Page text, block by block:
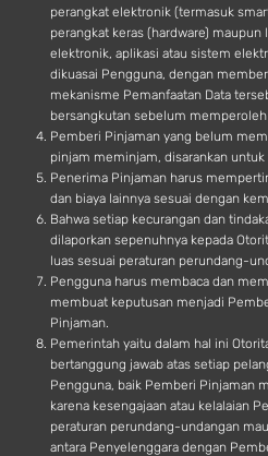
perangkat elektronik (termasuk
perangkat keras (hardware)
elektronik, aplikasi atau sistem
dikuasai Pengguna, dengan
mekanisme Pemanfaatan Data
bersangkutan sebelum
Pemberi Pinjaman yang belum
pinjam meminjam, disarankan
Penerima Pinjaman harus
dan biaya lainnya sesuai dengan
Bahwa setiap kecurangan dan
dilaporkan sepenuhnya kepada
luas sesuai peraturan perundang-
Pengguna harus membaca dan
membuat keputusan menjadi
Pinjaman.
Pemerintah yaitu dalam hal ini
bertanggung jawab atas setiap
Pengguna, baik Pemberi Pinjaman
karena kesengajaan atau kelalaian
peraturan perundang-undangan
antara Penyelenggara dengan